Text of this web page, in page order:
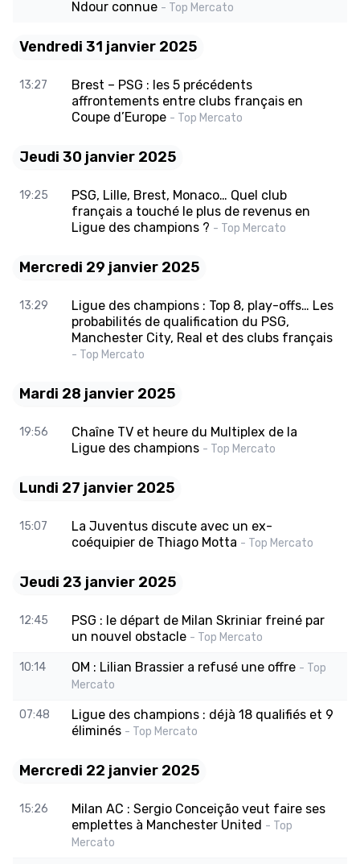
Ndour connue - Top Mercato
Vendredi 31 janvier 2025
13:27
Brest – PSG : les 5 précédents
affrontements entre clubs français en
Coupe d’Europe - Top Mercato
Jeudi 30 janvier 2025
19:25
PSG, Lille, Brest, Monaco… Quel club
français a touché le plus de revenus en
Ligue des champions ? - Top Mercato
Mercredi 29 janvier 2025
13:29
Ligue des champions : Top 8, play-offs… Les
probabilités de qualification du PSG,
Manchester City, Real et des clubs français
- Top Mercato
Mardi 28 janvier 2025
19:56
Chaîne TV et heure du Multiplex de la
Ligue des champions - Top Mercato
Lundi 27 janvier 2025
15:07
La Juventus discute avec un ex-
coéquipier de Thiago Motta - Top Mercato
Jeudi 23 janvier 2025
12:45
PSG : le départ de Milan Skriniar freiné par
un nouvel obstacle - Top Mercato
10:14 OM : Lilian Brassier a refusé une offre - Top
Mercato
07:48
Ligue des champions : déjà 18 qualifiés et 9
éliminés - Top Mercato
Mercredi 22 janvier 2025
15:26
Milan AC : Sergio Conceição veut faire ses
emplettes à Manchester United - Top
Mercato